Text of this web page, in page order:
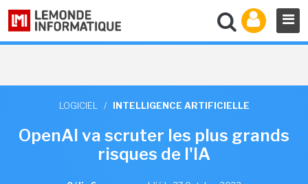
LOGICIEL / INTELLIGENCE ARTIFICIELLE
OpenAI va scruter les plus grands
risques de l'IA